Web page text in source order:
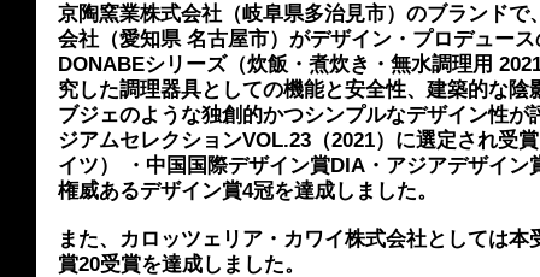
京陶窯業株式会社（岐阜県多治見市）のブランドで
会社（愛知県 名古屋市）がデザイン・プロデュー
DONABEシリーズ（炊飯・煮炊き・無水調理用
究した調理器具としての機能と安全性、建築的な
ブジェのような独創的かつシンプルなデザイン性
ジアムセレクションVOL.23（2021）に選定され受
イツ） ・中国国際デザイン賞DIA・アジアデザイン
権威あるデザイン賞4冠を達成しました。
また、カロッツェリア・カワイ株式会社としては
賞20受賞を達成しました。